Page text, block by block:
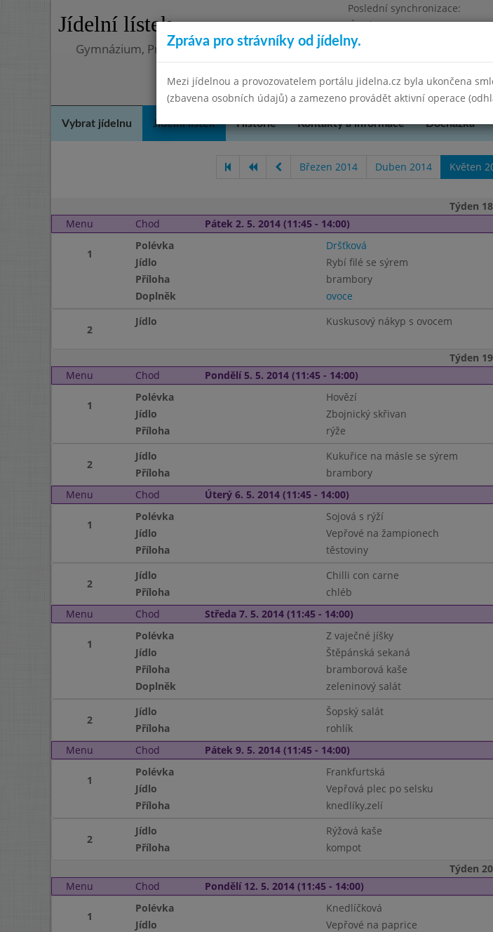
Jídelní lístek
Poslední synchronizace:
Úterý 12.5.2026 8:35
Gymnázium, Praha 4, Budějovická 680
Vybrat jídelnu Jídelní lístek Historie Kontakty a informace Docházka
Březen 2014 Duben 2014 Květen
Týden 18
Menu
Chod Pátek 2. 5. 2014 (11:45 - 14:00)
1
Polévka Dršťková
Jídlo
Rybí filé se sýrem
Příloha
brambory
Doplněk
ovoce
2
Jídlo Kuskusový nákyp s ovocem
Týden 19
Menu
Chod Pondělí 5. 5. 2014 (11:45 - 14:00)
1
Polévka
Hovězí
Jídlo
Zbojnický skřivan
Příloha
rýže
2
Jídlo
Kukuřice na másle se sýrem
Příloha
brambory
Menu
Chod Úterý 6. 5. 2014 (11:45 - 14:00)
1
Polévka
Sojová s rýží
Jídlo
Vepřové na žampionech
Příloha
těstoviny
2
Jídlo
Chilli con carne
Příloha
chléb
Menu
Chod Středa 7. 5. 2014 (11:45 - 14:00)
1
Polévka
Z vaječné jíšky
Jídlo
Štěpánská sekaná
Příloha
bramborová kaše
Doplněk
zeleninový salát
2
Jídlo
Šopský salát
Příloha
rohlík
Menu
Chod Pátek 9. 5. 2014 (11:45 - 14:00)
1
Polévka
Frankfurtská
Jídlo
Vepřová plec po selsku
Příloha
knedlíky,zelí
2
Jídlo
Rýžová kaše
Příloha
kompot
Týden 20
Menu
Chod Pondělí 12. 5. 2014 (11:45 - 14:00)
1
Polévka
Knedlíčková
Jídlo
Vepřové na paprice
Zpráva pro strávníky od jídelny.
Mezi jídelnou a provozovatelem portálu jidelna.cz byla ukončena
(zbavena osobních údajů) a zamezeno provádět aktivní operace